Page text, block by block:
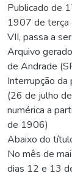
Publicado de
1907 de terça
VII, passa a
Arquivo
de Andrade
Interrupção
(26 de julho
numérica a
de 1906)
Abaixo do
No mês de
dias 12 e 13